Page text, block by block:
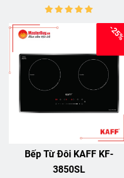
Bếp Từ Đôi KAFF KF-
3850SL
-25%